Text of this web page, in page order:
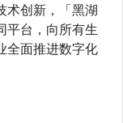
术创新，「黑湖
平台，向所有生
全面推进数字化